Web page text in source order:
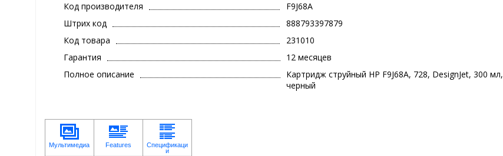
Код производителя
F9J68A
Штрих код
888793397879
Код товара
231010
Гарантия
12 месяцев
Полное описание
Картридж струйный HP F9J68A, 728, DesignJet, 300 мл,
черный